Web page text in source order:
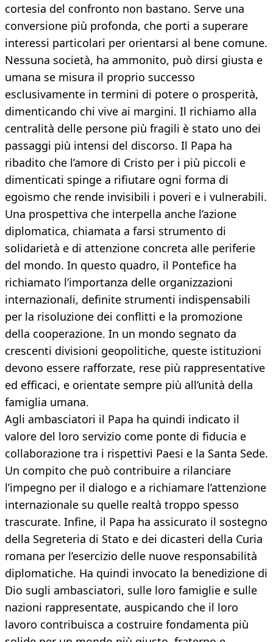
cortesia del confronto non bastano. Serve una
conversione più profonda, che porti a superare
interessi particolari per orientarsi al bene comune.
Nessuna società, ha ammonito, può dirsi giusta e
umana se misura il proprio successo
esclusivamente in termini di potere o prosperità,
dimenticando chi vive ai margini. Il richiamo alla
centralità delle persone più fragili è stato uno dei
passaggi più intensi del discorso. Il Papa ha
ribadito che l’amore di Cristo per i più piccoli e
dimenticati spinge a rifiutare ogni forma di
egoismo che rende invisibili i poveri e i vulnerabili.
Una prospettiva che interpella anche l’azione
diplomatica, chiamata a farsi strumento di
solidarietà e di attenzione concreta alle periferie
del mondo. In questo quadro, il Pontefice ha
richiamato l’importanza delle organizzazioni
internazionali, definite strumenti indispensabili
per la risoluzione dei conflitti e la promozione
della cooperazione. In un mondo segnato da
crescenti divisioni geopolitiche, queste istituzioni
devono essere rafforzate, rese più rappresentative
ed efficaci, e orientate sempre più all’unità della
famiglia umana.
Agli ambasciatori il Papa ha quindi indicato il
valore del loro servizio come ponte di fiducia e
collaborazione tra i rispettivi Paesi e la Santa Sede.
Un compito che può contribuire a rilanciare
l’impegno per il dialogo e a richiamare l’attenzione
internazionale su quelle realtà troppo spesso
trascurate. Infine, il Papa ha assicurato il sostegno
della Segreteria di Stato e dei dicasteri della Curia
romana per l’esercizio delle nuove responsabilità
diplomatiche. Ha quindi invocato la benedizione di
Dio sugli ambasciatori, sulle loro famiglie e sulle
nazioni rappresentate, auspicando che il loro
lavoro contribuisca a costruire fondamenta più